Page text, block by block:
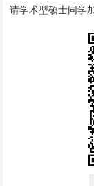
请学术型硕士同学